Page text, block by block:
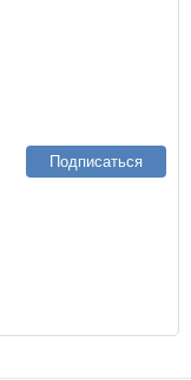
Подписаться